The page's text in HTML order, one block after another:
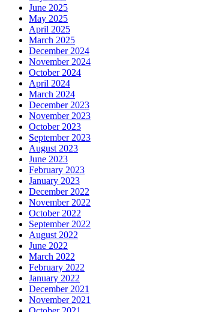
June 2025
May 2025
April 2025
March 2025
December 2024
November 2024
October 2024
April 2024
March 2024
December 2023
November 2023
October 2023
September 2023
August 2023
June 2023
February 2023
January 2023
December 2022
November 2022
October 2022
September 2022
August 2022
June 2022
March 2022
February 2022
January 2022
December 2021
November 2021